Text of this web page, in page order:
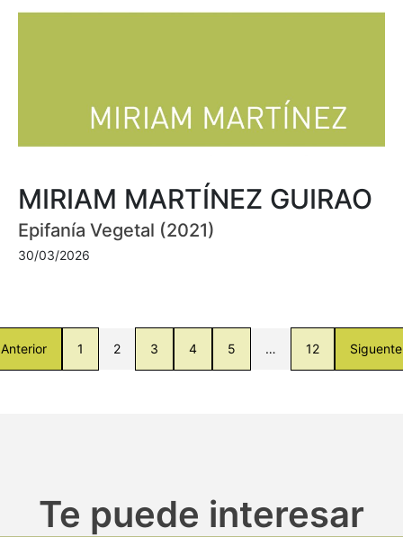
MIRIAM MARTÍNEZ GUIRAO
Epifanía Vegetal (2021)
30/03/2026
Anterior 1 2 3 4 5 … 12 Siguente
Te puede interesar